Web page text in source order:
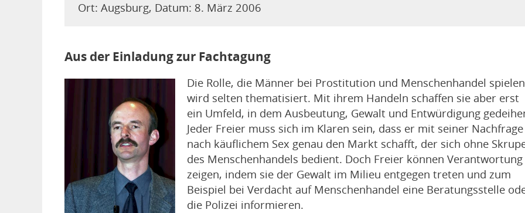
Ort: Augsburg, Datum: 8. März 2006
Aus der Einladung zur Fachtagung
Die Rolle, die Männer bei Prostitution und Menschenhandel
wird selten thematisiert. Mit ihrem Handeln schaffen sie aber erst
ein Umfeld, in dem Ausbeutung, Gewalt und Entwürdigung
Jeder Freier muss sich im Klaren sein, dass er mit seiner Nachfrage
nach käuflichem Sex genau den Markt schafft, der sich ohne
des Menschenhandels bedient. Doch Freier können Verantwortung
zeigen, indem sie der Gewalt im Milieu entgegen treten und zum
Beispiel bei Verdacht auf Menschenhandel eine Beratungsstelle
die Polizei informieren.